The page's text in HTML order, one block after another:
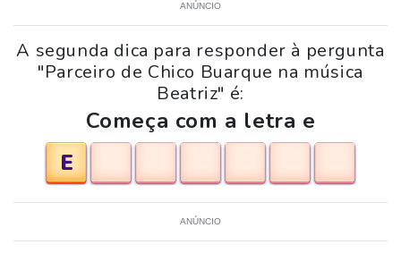
ANÚNCIO
A segunda dica para responder à pergunta
"Parceiro de Chico Buarque na música
Beatriz" é:
Começa com a letra e
E
ANÚNCIO